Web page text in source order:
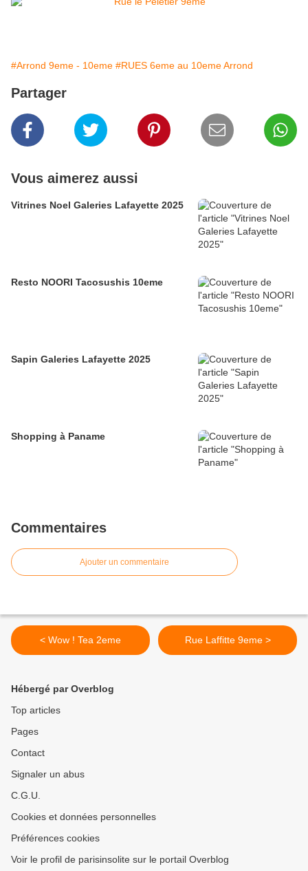
#Arrond 9eme - 10eme #RUES 6eme au 10eme Arrond
Partager
Vous aimerez aussi
Vitrines Noel Galeries Lafayette 2025
Resto NOORI Tacosushis 10eme
Sapin Galeries Lafayette 2025
Shopping à Paname
Commentaires
Ajouter un commentaire
< Wow ! Tea 2eme Rue Laffitte 9eme >
Hébergé par Overblog
Top articles
Pages
Contact
Signaler un abus
C.G.U.
Cookies et données personnelles
Préférences cookies
Voir le profil de parisinsolite sur le portail Overblog